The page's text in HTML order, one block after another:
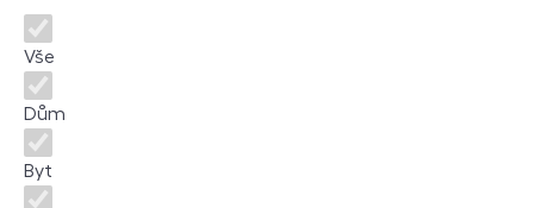
Typ nemovitosti
Vše
Dům
Byt